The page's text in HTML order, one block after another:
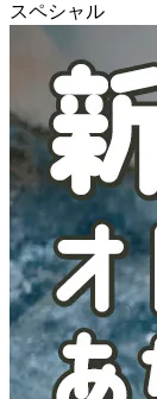
スペシャル